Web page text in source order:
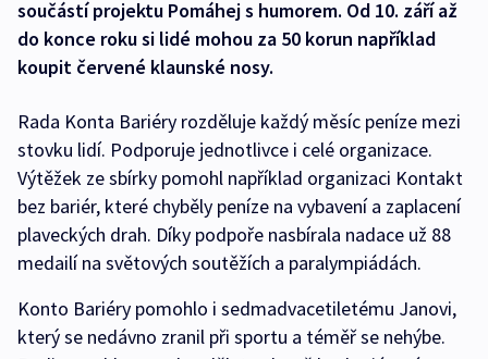
součástí projektu Pomáhej s humorem. Od 10. září až
do konce roku si lidé mohou za 50 korun například
koupit červené klaunské nosy.
Rada Konta Bariéry rozděluje každý měsíc peníze mezi
stovku lidí. Podporuje jednotlivce i celé organizace.
Výtěžek ze sbírky pomohl například organizaci Kontakt
bez bariér, které chyběly peníze na vybavení a zaplacení
plaveckých drah. Díky podpoře nasbírala nadace už 88
medailí na světových soutěžích a paralympiádách.
Konto Bariéry pomohlo i sedmadvacetiletému Janovi,
který se nedávno zranil při sportu a téměř se nehýbe.